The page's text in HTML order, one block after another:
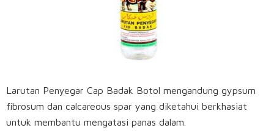
Larutan Penyegar Cap Badak Botol mengandung gypsum
fibrosum dan calcareous spar yang diketahui berkhasiat
untuk membantu mengatasi panas dalam.